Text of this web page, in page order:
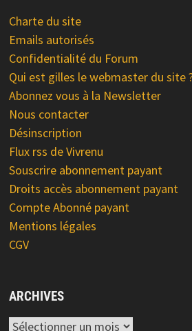
Charte du site
Emails autorisés
Confidentialité du Forum
Qui est gilles le webmaster du site
Abonnez vous à la Newsletter
Nous contacter
Désinscription
Flux rss de Vivrenu
Souscrire abonnement payant
Droits accès abonnement payant
Compte Abonné payant
Mentions légales
CGV
ARCHIVES
Archives